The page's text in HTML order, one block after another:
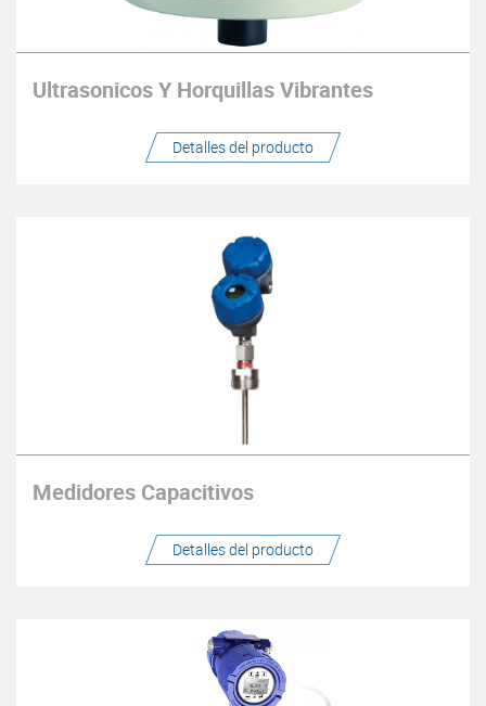
Ultrasonicos Y Horquillas Vibrantes
Detalles del producto
Medidores Capacitivos
Detalles del producto